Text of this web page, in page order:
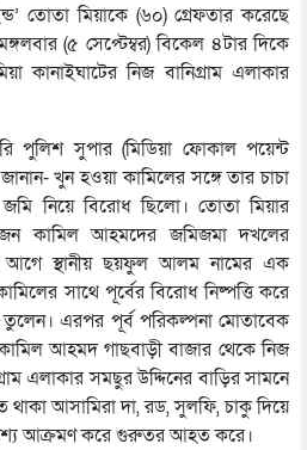
তোতা মিয়াকে (৬০) গ্রেফতার করেছে
(৫ সেপ্টেম্বর) বিকেল ৪টার দিকে
কানাইঘাটের নিজ বানিগ্রাম এলাকার
পুলিশ সুপার (মিডিয়া ফোকাল পয়েন্ট
খুন হওয়া কামিলের সঙ্গে তার চাচা
নিয়ে বিরোধ ছিলো। তোতা মিয়ার
কামিল আহমদের জমিজমা দখলের
আগে স্থানীয় ছয়ফুল আলম নামের এক
সাথে পূর্বের বিরোধ নিষ্পত্তি করে
তুলেন। এরপর পূর্ব পরিকল্পনা মোতাবেক
আহমদ গাছবাড়ী বাজার থেকে নিজ
এলাকার সমছুর উদ্দিনের বাড়ির সামনে
আসামিরা দা, রড, সুলফি, চাকু দিয়ে
আক্রমণ করে গুরুতর আহত করে।